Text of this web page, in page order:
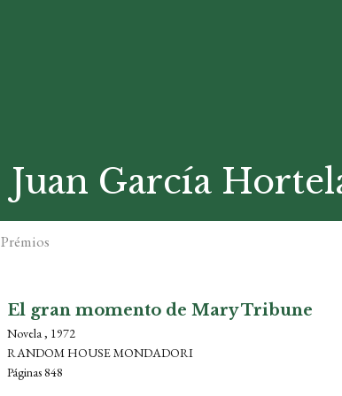
Juan García
Prémios
El gran momento de Mary Tribune
Novela , 1972
RANDOM HOUSE MONDADORI
Páginas 848